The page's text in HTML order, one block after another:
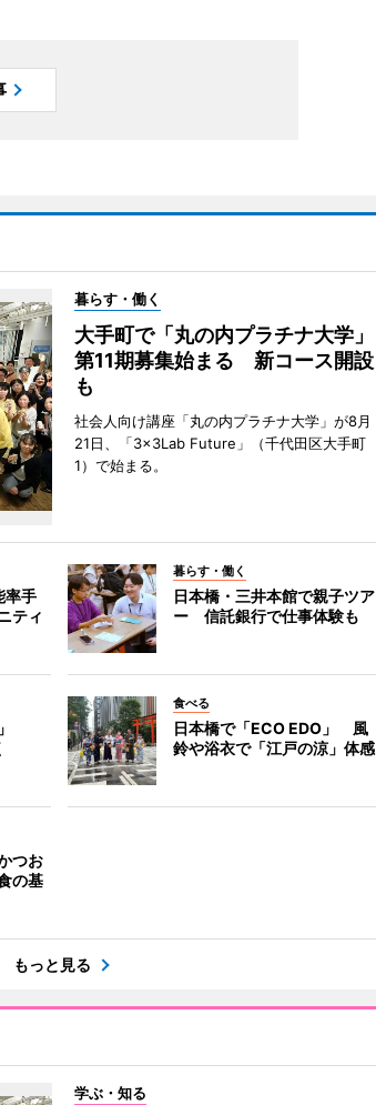
暮らす・働く
大手町で「丸の内プラチナ大学」
第11期募集始まる 新コース開設
も
社会人向け講座「丸の内プラチナ大学」が8月
21日、「3×3Lab Future」（千代田区大手町
1）で始まる。
率手
ティ
暮らす・働く
日本橋・三井本館で親子ツア
ー 信託銀行で仕事体験も
食べる
日本橋で「ECO EDO」 風
鈴や浴衣で「江戸の涼」体感
つお
の基
もっと見る
学ぶ・知る